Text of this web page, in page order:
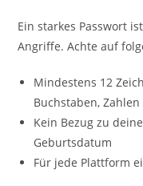
Ein starkes Passwort
Angriffe. Achte auf
Mindestens 12
Buchstaben,
Kein Bezug zu
Geburtsdatum
Für jede Plattform